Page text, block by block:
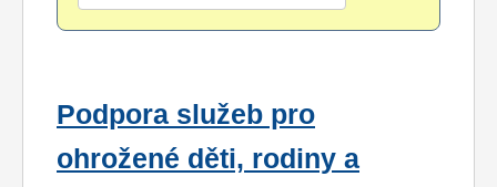
Podpora služeb pro
ohrožené děti, rodiny a